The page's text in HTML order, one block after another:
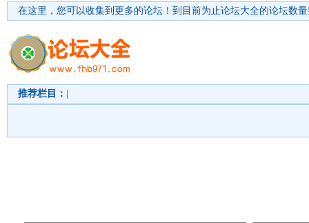
在这里，您可以收集到更多的论坛！ 到目前为止论坛大全的论坛数
推荐栏目：